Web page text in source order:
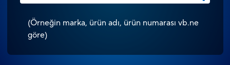
(Örneğin marka, ürün adı, ürün numarası vb.ne
göre)